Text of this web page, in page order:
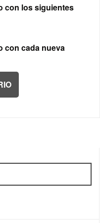
con los siguientes
con cada nueva